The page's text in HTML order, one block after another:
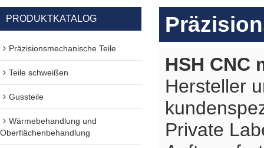
PRODUKTKATALOG
Präzisionsmechanische Teile
Teile schweißen
Gussteile
Wärmebehandlung und
Oberflächenbehandlung
HSH CNC
Hersteller
Private